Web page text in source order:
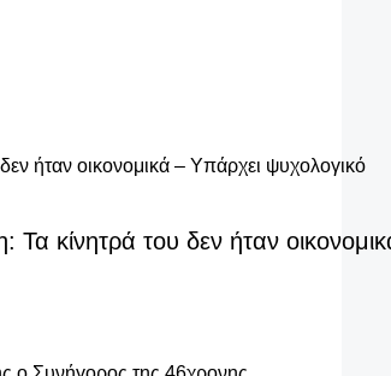
κίνητρά του δεν ήταν